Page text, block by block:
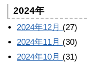
2024年
2024年12月 (27)
2024年11月 (30)
2024年10月 (31)